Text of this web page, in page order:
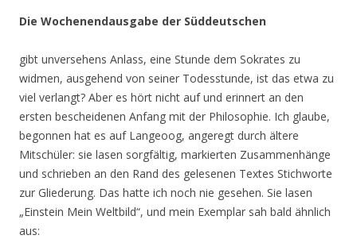
Die Wochenendausgabe der Süddeutschen
gibt unversehens Anlass, eine Stunde dem Sokrates zu
widmen, ausgehend von seiner Todesstunde, ist das etwa zu
viel verlangt? Aber es hört nicht auf und erinnert an den
ersten bescheidenen Anfang mit der Philosophie. Ich glaube,
begonnen hat es auf Langeoog, angeregt durch ältere
Mitschüler: sie lasen sorgfältig, markierten Zusammenhänge
und schrieben an den Rand des gelesenen Textes Stichworte
zur Gliederung. Das hatte ich noch nie gesehen. Sie lasen
„Einstein Mein Weltbild“, und mein Exemplar sah bald ähnlich
aus: